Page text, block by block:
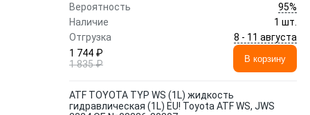
Вероятность
95%
Наличие
1 шт.
Отгрузка
8 - 11 августа
1 744 ₽
1 835 ₽
В корзину
ATF TOYOTA TYP WS (1L) жидкость
гидравлическая (1L) EU! Toyota ATF WS, JWS